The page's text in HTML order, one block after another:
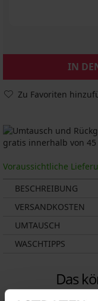
IN
Zu Favoriten
gratis innerhalb von 45
Voraussichtliche
BESCHREIBUNG
VERSANDKOSTEN
UMTAUSCH
WASCHTIPPS
Das